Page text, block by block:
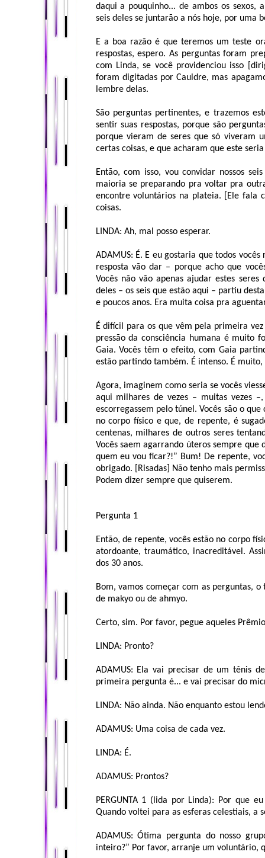
daqui a pouquinho... de ambos os sexos,
seis deles se juntarão a nós hoje, por uma
E a boa razão é que teremos um teste
respostas, espero. As perguntas foram
com Linda, se você providenciou isso
foram digitadas por Cauldre, mas
lembre delas.
São perguntas pertinentes, e trazemos
sentir suas respostas, porque são
porque vieram de seres que só viveram
certas coisas, e que acharam que este
Então, com isso, vou convidar nossos
maioria se preparando pra voltar pra
encontre voluntários na plateia. [Ele fala
coisas.
LINDA: Ah, mal posso esperar.
ADAMUS: É. E eu gostaria que todos
resposta vão dar – porque acho que
Vocês não vão apenas ajudar estes
deles – os seis que estão aqui – partiu
e poucos anos. Era muita coisa pra
É difícil para os que vêm pela primeira
pressão da consciência humana é muito
Gaia. Vocês têm o efeito, com Gaia
estão partindo também. É intenso. É
Agora, imaginem como seria se vocês
aqui milhares de vezes – muitas vezes
escorregassem pelo túnel. Vocês são o
no corpo físico e que, de repente, é
centenas, milhares de outros seres
Vocês saem agarrando úteros sempre
quem eu vou ficar?!” Bum! De repente,
obrigado. [Risadas] Não tenho mais
Podem dizer sempre que quiserem.
Pergunta 1
Então, de repente, vocês estão no corpo
atordoante, traumático, inacreditável.
dos 30 anos.
Bom, vamos começar com as perguntas,
de makyo ou de ahmyo.
Certo, sim. Por favor, pegue aqueles
LINDA: Pronto?
ADAMUS: Ela vai precisar de um tênis
primeira pergunta é... e vai precisar do
LINDA: Não ainda. Não enquanto estou
ADAMUS: Uma coisa de cada vez.
LINDA: É.
ADAMUS: Prontos?
PERGUNTA 1 (lida por Linda): Por que
Quando voltei para as esferas celestiais, a
ADAMUS: Ótima pergunta do nosso
inteiro?” Por favor, arranje um voluntário,